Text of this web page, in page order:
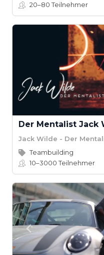
20–80Teilnehmer
Der Mentalist Jack
Jack Wilde - Der
Teambuilding
10–3000Teilnehmer